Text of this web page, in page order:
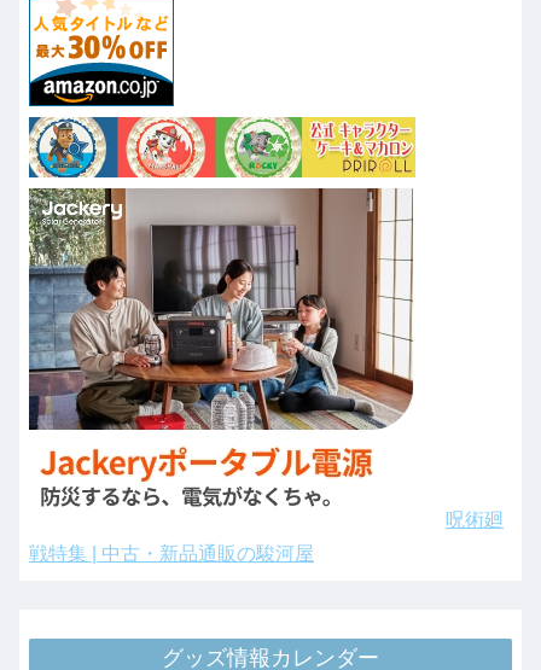
呪術廻
戦特集 | 中古・新品通販の駿河屋
グッズ情報カレンダー